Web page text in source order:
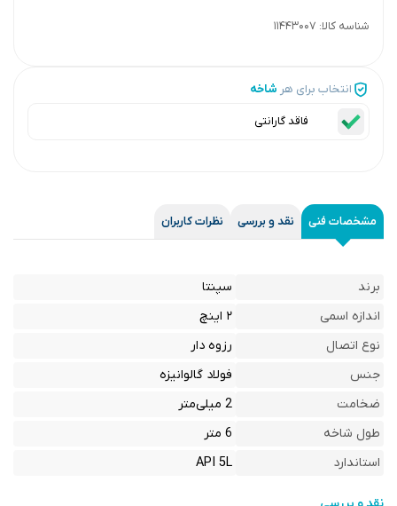
شناسه کالا: 11443007
انتخاب برای هر شاخه
فاقد گارانتی
مشخصات فنی نقد و بررسی نظرات کاربران
برند
سپنتا
اندازه اسمی
۲ اینچ
نوع اتصال
رزوه دار
جنس
فولاد گالوانیزه
ضخامت
2 میلی‌متر
طول شاخه
6 متر
استاندارد
API 5L